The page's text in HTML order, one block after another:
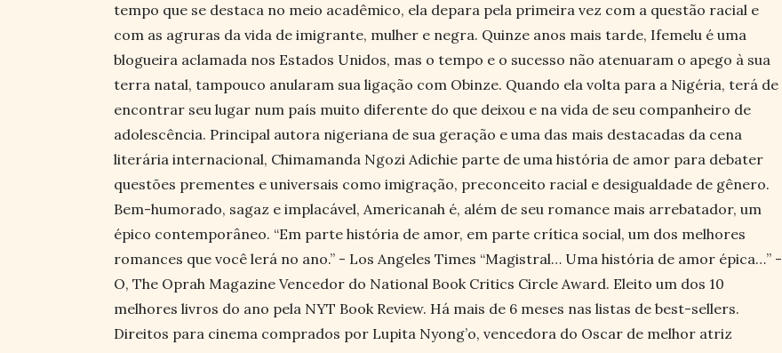
tempo que se destaca no meio acadêmico, ela depara pela primeira vez com a questão racial e
com as agruras da vida de imigrante, mulher e negra. Quinze anos mais tarde, Ifemelu é uma
blogueira aclamada nos Estados Unidos, mas o tempo e o sucesso não atenuaram o apego à sua
terra natal, tampouco anularam sua ligação com Obinze. Quando ela volta para a Nigéria, terá de
encontrar seu lugar num país muito diferente do que deixou e na vida de seu companheiro de
adolescência. Principal autora nigeriana de sua geração e uma das mais destacadas da cena
literária internacional, Chimamanda Ngozi Adichie parte de uma história de amor para debater
questões prementes e universais como imigração, preconceito racial e desigualdade de gênero.
Bem-humorado, sagaz e implacável, Americanah é, além de seu romance mais arrebatador, um
épico contemporâneo. “Em parte história de amor, em parte crítica social, um dos melhores
romances que você lerá no ano.” - Los Angeles Times “Magistral… Uma história de amor épica…” -
O, The Oprah Magazine Vencedor do National Book Critics Circle Award. Eleito um dos 10
melhores livros do ano pela NYT Book Review. Há mais de 6 meses nas listas de best-sellers.
Direitos para cinema comprados por Lupita Nyong’o, vencedora do Oscar de melhor atriz